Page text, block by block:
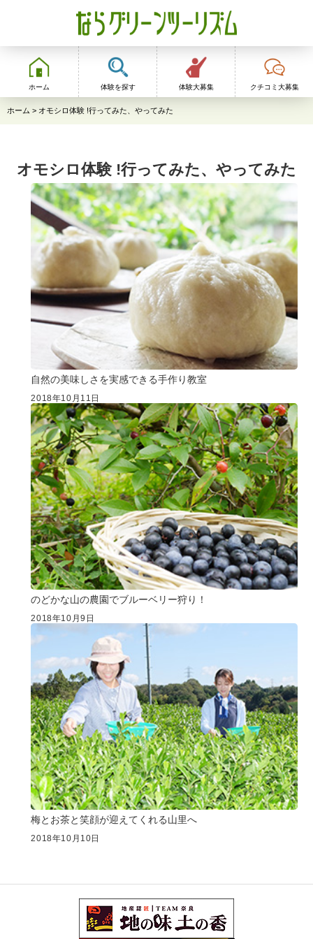
ならグリーンツーリ
ズム
ホーム 体験を探す 体験大募集 クチコミ大募集
ホーム > オモシロ体験 !行ってみた、やってみた
オモシロ体験 !行ってみた、やってみた
自然の美味しさを実感できる手作り教室
2018年10月11日
のどかな山の農園でブルーベリー狩り！
2018年10月9日
梅とお茶と笑顔が迎えてくれる山里へ
2018年10月10日